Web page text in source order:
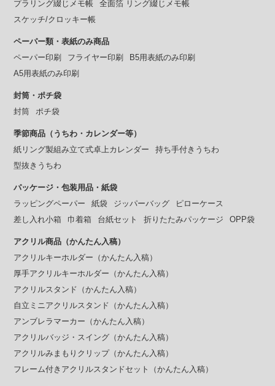
プラリング綴じメモ帳
全面箔 リング綴じメモ帳
スケッチ/クロッキー帳
ペーパー類・表紙のみ商品
ペーパー印刷
フライヤー印刷
B5用表紙のみ印刷
A5用表紙のみ印刷
封筒・ポチ袋
封筒
ポチ袋
季節商品（うちわ・カレンダー等）
紙リング製組み立て式卓上カレンダー
持ち手付きうちわ
型抜きうちわ
パッケージ・包装用品・紙袋
ラッピングペーパー
紙袋 ジッパーバッグ
ピローケース
差し入れ小箱
巾着箱 台紙セット 折りたたみパッケージ OPP袋
アクリル商品（かんたん入稿）
アクリルキーホルダー（かんたん入稿）
厚手アクリルキーホルダー（かんたん入稿）
アクリルスタンド（かんたん入稿）
自立ミニアクリルスタンド（かんたん入稿）
アンブレラマーカー（かんたん入稿）
アクリルバッジ・スイング（かんたん入稿）
アクリルみまもりクリップ（かんたん入稿）
フレーム付きアクリルスタンドセット（かんたん入稿）